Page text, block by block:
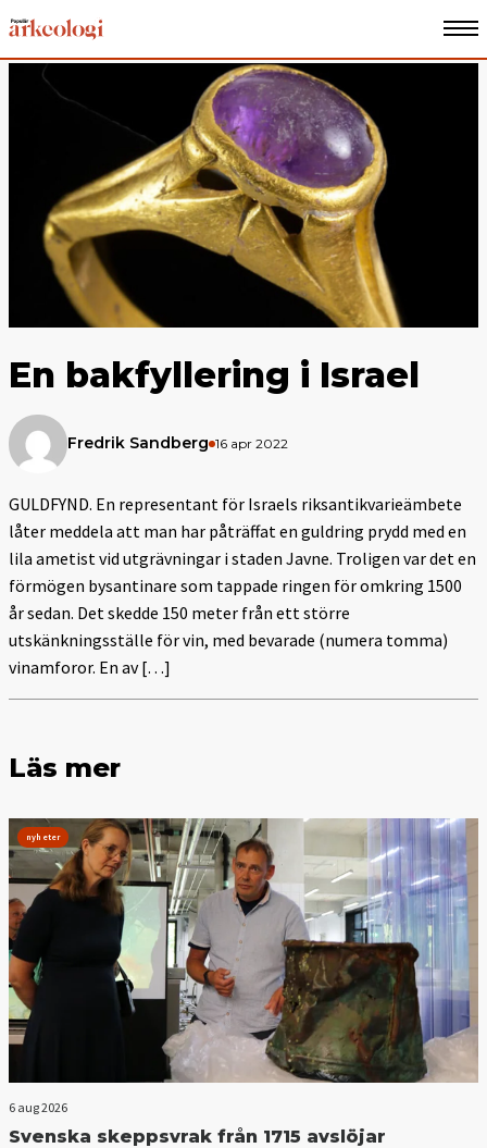
En bakfyllering i Israel
Fredrik Sandberg 16 apr 2022
GULDFYND. En representant för Israels riksantikvarieämbete
låter meddela att man har påträffat en guldring prydd med en
lila ametist vid utgrävningar i staden Javne. Troligen var det en
förmögen bysantinare som tappade ringen för omkring 1500
år sedan. Det skedde 150 meter från ett större
utskänkningsställe för vin, med bevarade (numera tomma)
vinamforor. En av […]
Läs mer
nyheter
6 aug 2026
Svenska skeppsvrak från 1715 avslöjar